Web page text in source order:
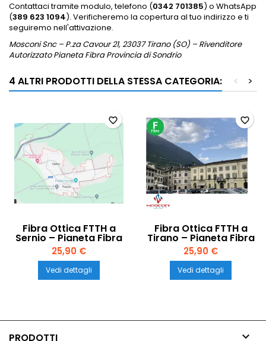
Contattaci tramite modulo, telefono (0342 701385) o WhatsApp
(389 623 1094). Verificheremo la copertura al tuo indirizzo e ti
seguiremo nell'attivazione.
Mosconi Snc – P.za Cavour 21, 23037 Tirano (SO) – Rivenditore
Autorizzato Pianeta Fibra Provincia di Sondrio
4 ALTRI PRODOTTI DELLA STESSA CATEGORIA: >
<
Fibra Ottica FTTH a
Sernio – Pianeta Fibra
25,90 €
Vedi dettagli
favorite_border
Fibra Ottica FTTH a
Tirano – Pianeta Fibra
25,90 €
Vedi dettagli
favorite_border
PRODOTTI 